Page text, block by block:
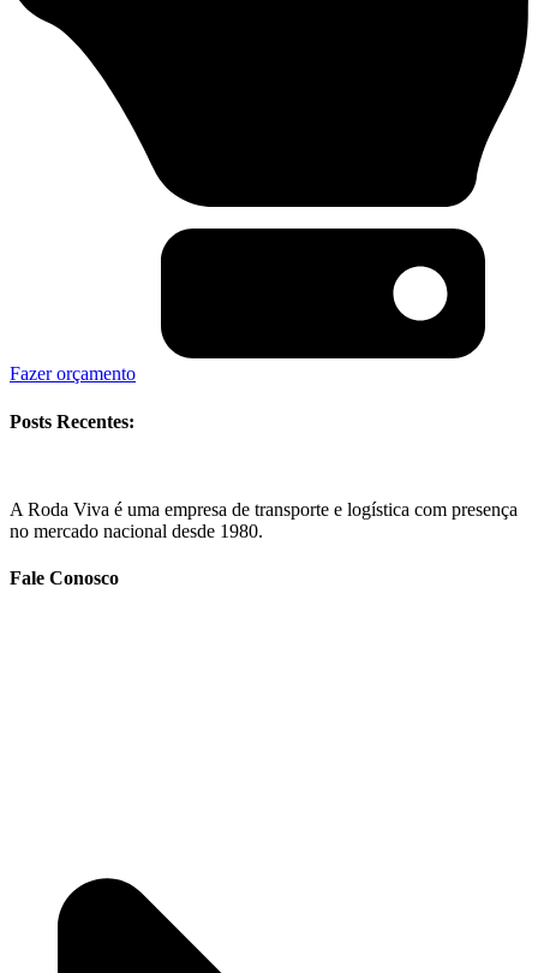
Fazer orçamento
Posts Recentes:
A Roda Viva é uma empresa de transporte e logística com presença
no mercado nacional desde 1980.
Fale Conosco